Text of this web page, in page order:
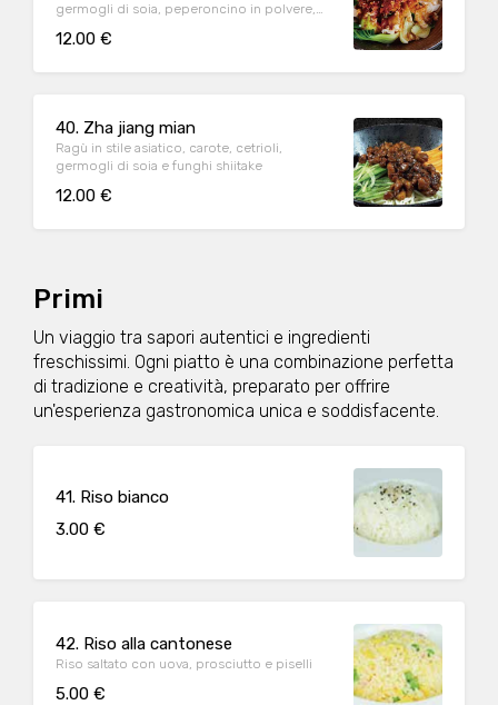
germogli di soia, peperoncino in polvere,
12.00 €
40. Zha jiang mian
Ragù in stile asiatico, carote, cetrioli,
germogli di soia e funghi shiitake
12.00 €
Primi
Un viaggio tra sapori autentici e ingredienti
freschissimi. Ogni piatto è una combinazione perfetta
di tradizione e creatività, preparato per offrire
un'esperienza gastronomica unica e soddisfacente.
41. Riso bianco
3.00 €
42. Riso alla cantonese
Riso saltato con uova, prosciutto e piselli
5.00 €